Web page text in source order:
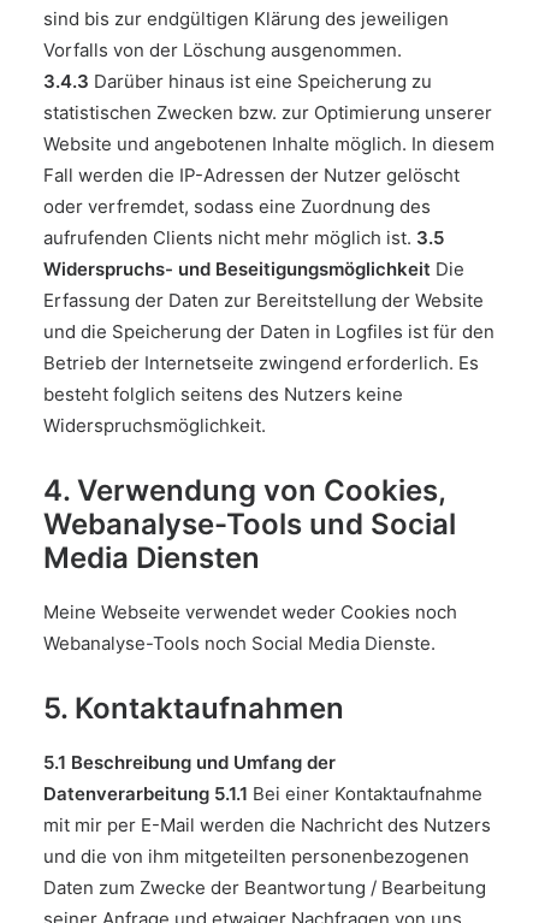
sind bis zur endgültigen Klärung des jeweiligen
Vorfalls von der Löschung ausgenommen.
3.4.3 Darüber hinaus ist eine Speicherung zu
statistischen Zwecken bzw. zur Optimierung unserer
Website und angebotenen Inhalte möglich. In diesem
Fall werden die IP-Adressen der Nutzer gelöscht
oder verfremdet, sodass eine Zuordnung des
aufrufenden Clients nicht mehr möglich ist. 3.5
Widerspruchs- und Beseitigungsmöglichkeit Die
Erfassung der Daten zur Bereitstellung der Website
und die Speicherung der Daten in Logfiles ist für den
Betrieb der Internetseite zwingend erforderlich. Es
besteht folglich seitens des Nutzers keine
Widerspruchsmöglichkeit.
4. Verwendung von Cookies,
Webanalyse-Tools und Social
Media Diensten
Meine Webseite verwendet weder Cookies noch
Webanalyse-Tools noch Social Media Dienste.
5. Kontaktaufnahmen
5.1 Beschreibung und Umfang der
Datenverarbeitung 5.1.1 Bei einer Kontaktaufnahme
mit mir per E-Mail werden die Nachricht des Nutzers
und die von ihm mitgeteilten personenbezogenen
Daten zum Zwecke der Beantwortung / Bearbeitung